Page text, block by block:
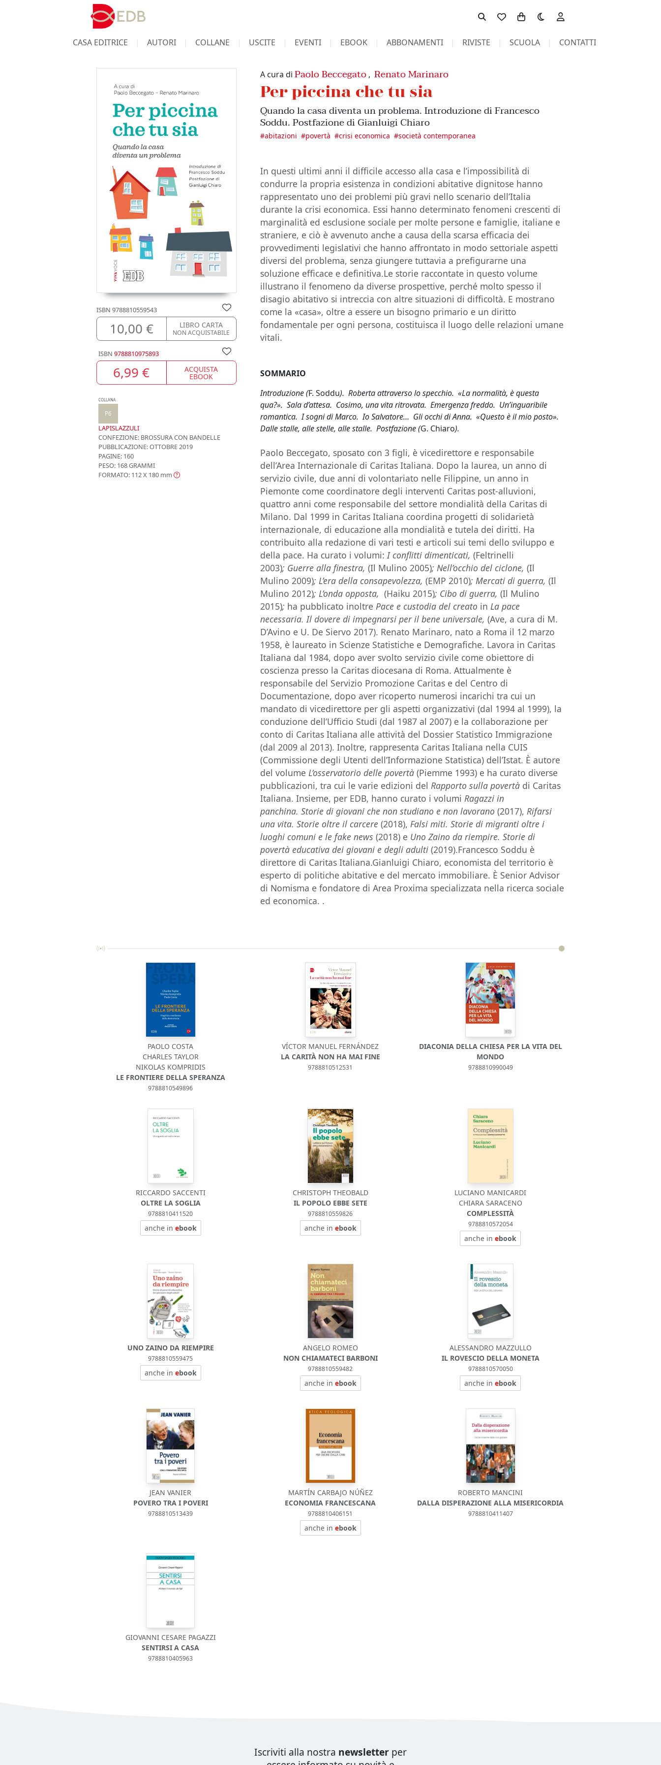
Toggle theme
CASA EDITRICE AUTORI COLLANE USCITE EVENTI EBOOK ABBONAMENTI RIVISTE SCUOLA CONTATTI
ISBN 9788810559543
10,00 € LIBRO CARTA
NON ACQUISTABILE
ISBN 9788810975893
6,99 € ACQUISTA
EBOOK
COLLANA
P6
LAPISLAZZULI
CONFEZIONE: BROSSURA CON BANDELLE
PUBBLICAZIONE:OTTOBRE 2019
PAGINE: 160
PESO: 168 GRAMMI
FORMATO: 112 X 180 mm
A cura diPaolo Beccegato ,Renato Marinaro
Per piccina che tu sia
Quando la casa diventa un problema. Introduzione di Francesco
Soddu. Postfazione di Gianluigi Chiaro
#abitazioni #povertà #crisi economica #società contemporanea
In questi ultimi anni il difficile accesso alla casa e l’impossibilità di
condurre la propria esistenza in condizioni abitative dignitose hanno
rappresentato uno dei problemi più gravi nello scenario dell’Italia
durante la crisi economica. Essi hanno determinato fenomeni crescenti di
marginalità ed esclusione sociale per molte persone e famiglie, italiane e
straniere, e ciò è avvenuto anche a causa della scarsa efficacia dei
provvedimenti legislativi che hanno affrontato in modo settoriale aspetti
diversi del problema, senza giungere tuttavia a prefigurarne una
soluzione efficace e definitiva.Le storie raccontate in questo volume
illustrano il fenomeno da diverse prospettive, perché molto spesso il
disagio abitativo si intreccia con altre situazioni di difficoltà. E mostrano
come la «casa», oltre a essere un bisogno primario e un diritto
fondamentale per ogni persona, costituisca il luogo delle relazioni umane
vitali.
SOMMARIO
Introduzione (F. Soddu).Roberta attraverso lo specchio. «La normalità, è questa
qua?». Sala d’attesa. Cosimo, una vita ritrovata. Emergenza freddo. Un’inguaribile
romantica. I sogni di Marco. Io Salvatore… Gli occhi di Anna. «Questo è il mio posto».
Dalle stalle, alle stelle, alle stalle. Postfazione (G. Chiaro).
Paolo Beccegato, sposato con 3 figli, è vicedirettore e responsabile
dell’Area Internazionale di Caritas Italiana. Dopo la laurea, un anno di
servizio civile, due anni di volontariato nelle Filippine, un anno in
Piemonte come coordinatore degli interventi Caritas post-alluvioni,
quattro anni come responsabile del settore mondialità della Caritas di
Milano. Dal 1999 in Caritas Italiana coordina progetti di solidarietà
internazionale, di educazione alla mondialità e tutela dei diritti. Ha
contribuito alla redazione di vari testi e articoli sui temi dello sviluppo e
della pace. Ha curato i volumi:I conflitti dimenticati,(Feltrinelli
2003); Guerre alla finestra,(Il Mulino 2005); Nell’occhio del ciclone,(Il
Mulino 2009);L’era della consapevolezza,(EMP 2010); Mercati di guerra,(Il
Mulino 2012); L’onda opposta,(Haiku 2015); Cibo di guerra,(Il Mulino
2015); ha pubblicato inoltre Pace e custodia del creato in La pace
necessaria. Il dovere di impegnarsi per il bene universale,(Ave, a cura di M.
D’Avino e U. De Siervo 2017). Renato Marinaro, nato a Roma il 12 marzo
1958, è laureato in Scienze Statistiche e Demografiche. Lavora in Caritas
Italiana dal 1984, dopo aver svolto servizio civile come obiettore di
coscienza presso la Caritas diocesana di Roma. Attualmente è
responsabile del Servizio Promozione Caritas e del Centro di
Documentazione, dopo aver ricoperto numerosi incarichi tra cui un
mandato di vicedirettore per gli aspetti organizzativi (dal 1994 al 1999), la
conduzione dell’Ufficio Studi (dal 1987 al 2007) e la collaborazione per
conto di Caritas Italiana alle attività del Dossier Statistico Immigrazione
(dal 2009 al 2013). Inoltre, rappresenta Caritas Italiana nella CUIS
(Commissione degli Utenti dell’Informazione Statistica) dell’Istat. È autore
del volumeL’osservatorio delle povertà(Piemme 1993) e ha curato diverse
pubblicazioni, tra cui le varie edizioni delRapporto sulla povertà di Caritas
Italiana. Insieme, per EDB, hanno curato i volumiRagazzi in
panchina.Storie di giovani che non studiano e non lavorano (2017),Rifarsi
una vita. Storie oltre il carcere (2018),Falsi miti. Storie di migranti oltre i
luoghi comuni e le fake news (2018) e Uno Zaino da riempire. Storie di
povertà educativa dei giovani e degli adulti (2019).Francesco Soddu è
direttore di Caritas Italiana.Gianluigi Chiaro, economista del territorio è
esperto di politiche abitative e del mercato immobiliare. È Senior Advisor
di Nomisma e fondatore di Area Proxima specializzata nella ricerca sociale
ed economica. .
PAOLO COSTA
CHARLES TAYLOR
NIKOLAS KOMPRIDIS
LE FRONTIERE DELLA SPERANZA
9788810549896
VÍCTOR MANUEL FERNÁNDEZ
LA CARITÀ NON HA MAI FINE
9788810512531
DIACONIA DELLA CHIESA PER LA VITA DEL
MONDO
9788810990049
RICCARDO SACCENTI
OLTRE LA SOGLIA
9788810411520
anche in ebook
CHRISTOPH THEOBALD
IL POPOLO EBBE SETE
9788810559826
anche in ebook
LUCIANO MANICARDI
CHIARA SARACENO
COMPLESSITÀ
9788810572054
anche inebook
UNO ZAINO DA RIEMPIRE
9788810559475
anche in ebook
ANGELO ROMEO
NON CHIAMATECI BARBONI
9788810559482
anche in ebook
ALESSANDRO MAZZULLO
IL ROVESCIO DELLA MONETA
9788810570050
anche inebook
JEAN VANIER
POVERO TRA I POVERI
9788810513439
MARTÍN CARBAJO NÚÑEZ
ECONOMIA FRANCESCANA
9788810406151
anche in ebook
ROBERTO MANCINI
DALLA DISPERAZIONE ALLA MISERICORDIA
9788810411407
GIOVANNI CESARE PAGAZZI
SENTIRSI A CASA
9788810405963
Iscriviti alla nostra newsletter per